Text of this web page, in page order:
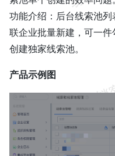
功能介绍：后台线索池
联企业批量新建，可一
创建独家线索池。
产品示例图